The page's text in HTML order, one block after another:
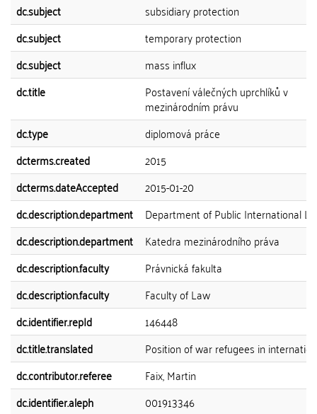
dc.subject
subsidiary protection
dc.subject
temporary protection
dc.subject
mass influx
dc.title
Postavení válečných uprchlíků v
mezinárodním právu
dc.type
diplomová práce
dcterms.created
2015
dcterms.dateAccepted
2015-01-20
dc.description.department
Department of Public International
dc.description.department
Katedra mezinárodního práva
dc.description.faculty
Právnická fakulta
dc.description.faculty
Faculty of Law
dc.identifier.repId
146448
dc.title.translated
Position of war refugees in
dc.contributor.referee
Faix, Martin
dc.identifier.aleph
001913346